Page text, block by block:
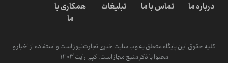
درباره ما تماس با ما تبلیغات
همکاری با
ما
کلیه حقوق این پایگاه متعلق به وب سایت خبری تجارت‌نیوز است و استفاده از اخبار و
محتوا با ذکر منبع مجاز است. کپی رایت 1403